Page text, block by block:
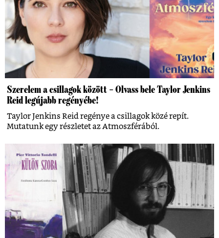
Szerelem a csillagok között – Olvass bele Taylor Jenkins
Reid legújabb regényébe!
Taylor Jenkins Reid regénye a csillagok közé repít.
Mutatunk egy részletet az Atmoszférából.